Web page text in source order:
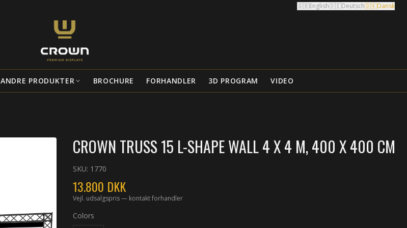
🇬🇧English🇩🇪Deutsch🇩🇰Dansk
ANDRE PRODUKTER BROCHURE FORHANDLER 3D PROGRAM VIDEO
CROWN TRUSS 15 L-SHAPE WALL 4 X 4 M, 400 X 400 CM
SKU: 1770
13.800 DKK
Vejl. udsalgspris — kontakt forhandler
Colors